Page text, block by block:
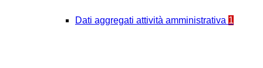
Dati aggregati attività amministrativa 1